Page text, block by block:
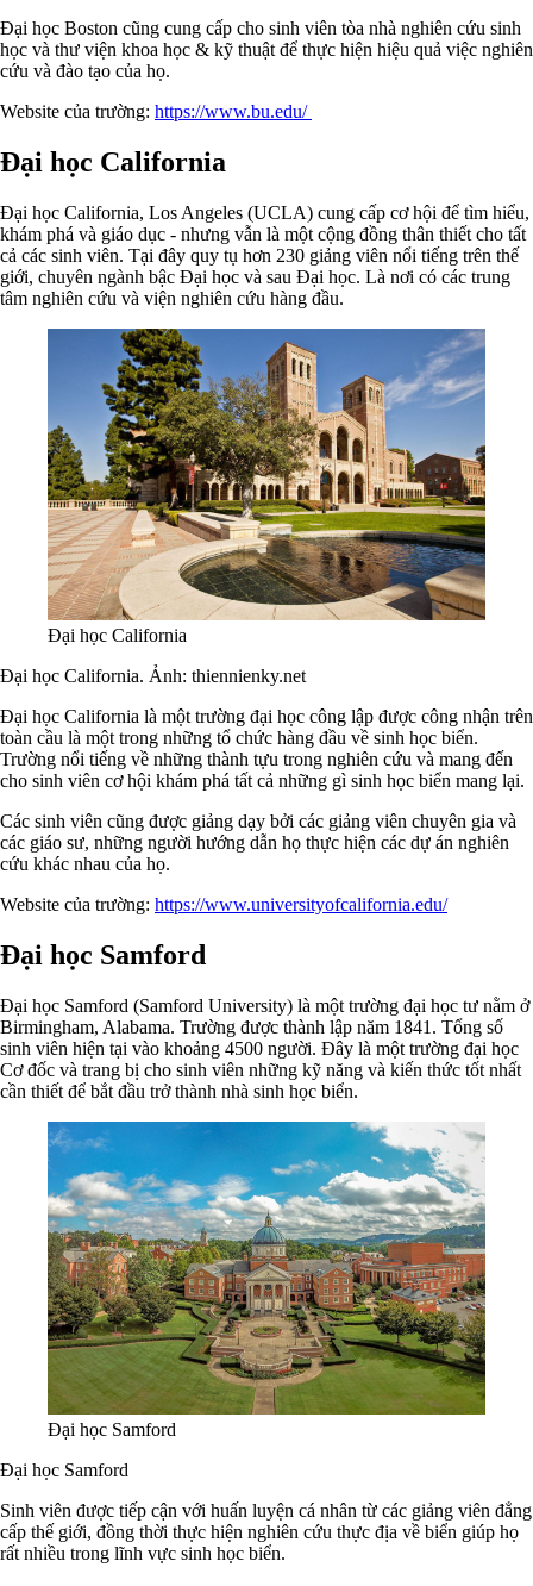
Đại học Boston cũng cung cấp cho sinh viên tòa nhà nghiên cứu sinh
học và thư viện khoa học & kỹ thuật để thực hiện hiệu quả việc nghiên
cứu và đào tạo của họ.
Website của trường: https://www.bu.edu/
Đại học California
Đại học California, Los Angeles (UCLA) cung cấp cơ hội để tìm hiểu,
khám phá và giáo dục - nhưng vẫn là một cộng đồng thân thiết cho tất
cả các sinh viên. Tại đây quy tụ hơn 230 giảng viên nổi tiếng trên thế
giới, chuyên ngành bậc Đại học và sau Đại học. Là nơi có các trung
tâm nghiên cứu và viện nghiên cứu hàng đầu.
Đại học California
Đại học California. Ảnh: thiennienky.net
Đại học California là một trường đại học công lập được công nhận trên
toàn cầu là một trong những tổ chức hàng đầu về sinh học biển.
Trường nổi tiếng về những thành tựu trong nghiên cứu và mang đến
cho sinh viên cơ hội khám phá tất cả những gì sinh học biển mang lại.
Các sinh viên cũng được giảng dạy bởi các giảng viên chuyên gia và
các giáo sư, những người hướng dẫn họ thực hiện các dự án nghiên
cứu khác nhau của họ.
Website của trường: https://www.universityofcalifornia.edu/
Đại học Samford
Đại học Samford (Samford University) là một trường đại học tư nằm ở
Birmingham, Alabama. Trường được thành lập năm 1841. Tổng số
sinh viên hiện tại vào khoảng 4500 người. Đây là một trường đại học
Cơ đốc và trang bị cho sinh viên những kỹ năng và kiến thức tốt nhất
cần thiết để bắt đầu trở thành nhà sinh học biển.
Đại học Samford
Đại học Samford
Sinh viên được tiếp cận với huấn luyện cá nhân từ các giảng viên đẳng
cấp thế giới, đồng thời thực hiện nghiên cứu thực địa về biển giúp họ
rất nhiều trong lĩnh vực sinh học biển.